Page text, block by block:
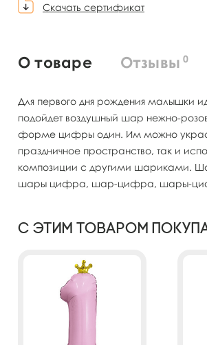
Скачать сертификат
О товаре Отзывы 0
Для первого дня рождения малышки
подойдет воздушный шар нежно-
форме цифры один. Им можно
праздничное пространство, так и
композиции с другими шариками.
шары цифра, шар-цифра, шары-
С этим товаром